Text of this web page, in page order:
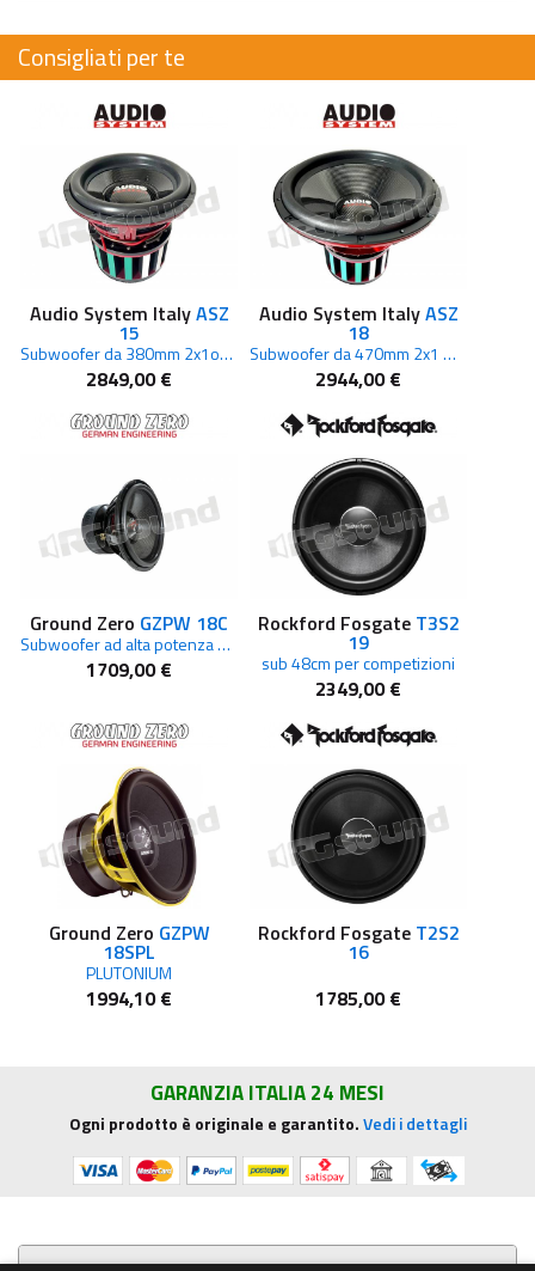
Consigliati per te
Audio System ItalyASZ
15
Subwoofer da 380mm 2x1ohm 2x8000w rms
2849,00 €
Audio System ItalyASZ
18
Subwoofer da 470mm 2x1 Ohm 2x8000 W RMS
2944,00 €
Ground Zero GZPW 18C
Subwoofer ad alta potenza da 18"
1709,00 €
Rockford Fosgate T3S2
19
sub 48cm per competizioni
2349,00 €
Ground Zero GZPW
18SPL
PLUTONIUM
1994,10 €
Rockford Fosgate T2S2
16
1785,00 €
GARANZIA ITALIA 24 MESI
Ogni prodotto è originale e garantito.Vedi i dettagli